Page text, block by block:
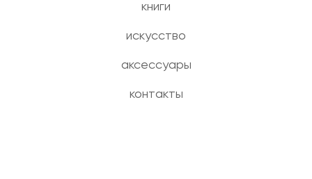
книги
искусство
аксессуары
контакты